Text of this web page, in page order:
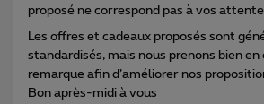
proposé ne correspond pas à vos
Les offres et cadeaux proposés sont
standardisés, mais nous prenons bien
remarque afin d’améliorer nos
Bon après-midi à vous